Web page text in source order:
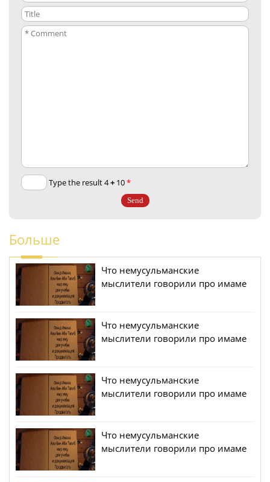
*
+ 10
Больше
Что немусульманские
мыслители говорили про имаме
Что немусульманские
мыслители говорили про имаме
Что немусульманские
мыслители говорили про имаме
Что немусульманские
мыслители говорили про имаме